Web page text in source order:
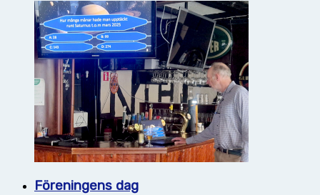
Föreningens dag